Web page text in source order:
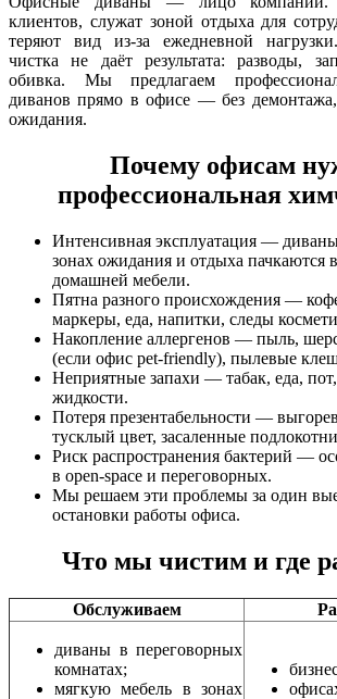
клиентов, служат зоной отдыха для
теряют вид из‑за ежедневной
чистка не даёт результата: разводы,
обивка. Мы предлагаем
диванов прямо в офисе — без
ожидания.
Почему офисам
профессиональная
Интенсивная эксплуатация —
зонах ожидания и отдыха пачкаются
домашней мебели.
Пятна разного происхождения —
маркеры, еда, напитки, следы
Накопление аллергенов — пыль,
(если офис pet‑friendly), пылевые
Неприятные запахи — табак, еда,
жидкости.
Потеря презентабельности —
тусклый цвет, засаленные
Риск распространения бактерий —
в open‑space и переговорных.
Мы решаем эти проблемы за один
остановки работы офиса.
Что мы чистим и где
Обслуживаем
диваны в переговорных
комнатах;
мягкую мебель в зонах